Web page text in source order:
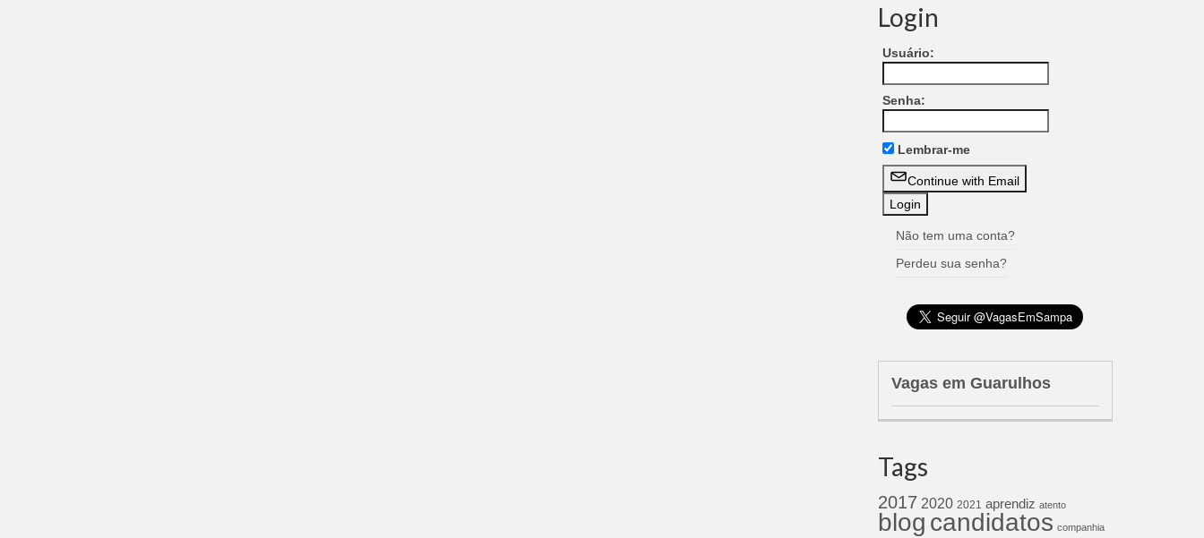
Login
Usuário:
Senha:
Lembrar-me
Continue with Email
Não tem uma conta?
Perdeu sua senha?
Vagas em Guarulhos
Tags
2017 2020 2021 aprendiz atento
blog candidatos companhia